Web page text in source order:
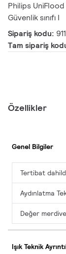
Philips
Güvenlik sınıfı I
Sipariş kodu:
Tam sipariş
Özellikler
Genel Bilgiler
Tertibat
Aydınlatma
Değer
Işık Teknik